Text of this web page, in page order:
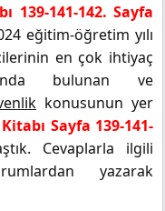
139-141-142. Sayfa
eğitim-öğretim yılı
en çok ihtiyaç
bulunan ve
konusunun yer
Sayfa 139-141-
Cevaplarla ilgili
yazarak